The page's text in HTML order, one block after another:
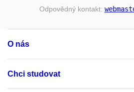
Odpovědný kontakt:
O nás
Chci studovat